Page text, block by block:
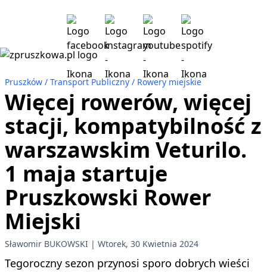
Pruszków Transport Publiczny Rowery miejskie
Więcej rowerów, więcej
stacji, kompatybilność z
warszawskim Veturilo.
1 maja startuje
Pruszkowski Rower
Miejski
Sławomir BUKOWSKI Wtorek, 30 Kwietnia 2024
Tegoroczny sezon przynosi sporo dobrych wieści